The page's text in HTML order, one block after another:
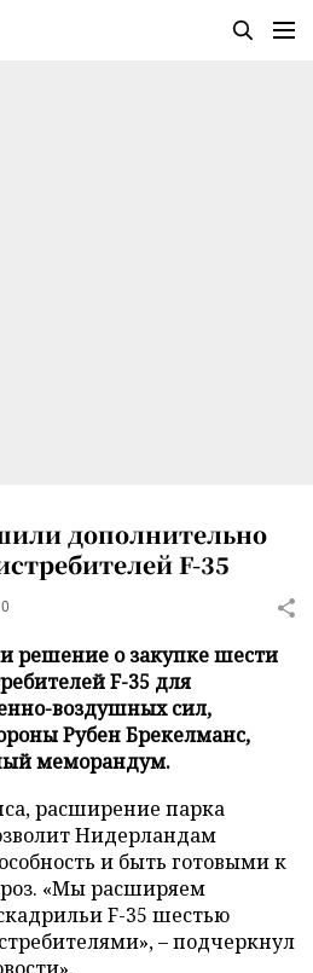
дополнительно
F-35
0
решение о закупке шести
F-35 для
воздушных сил,
Рубен Брекелманс,
меморандум.
расширение парка
Нидерландам
и быть готовыми к
«Мы расширяем
F-35 шестью
– подчеркнул